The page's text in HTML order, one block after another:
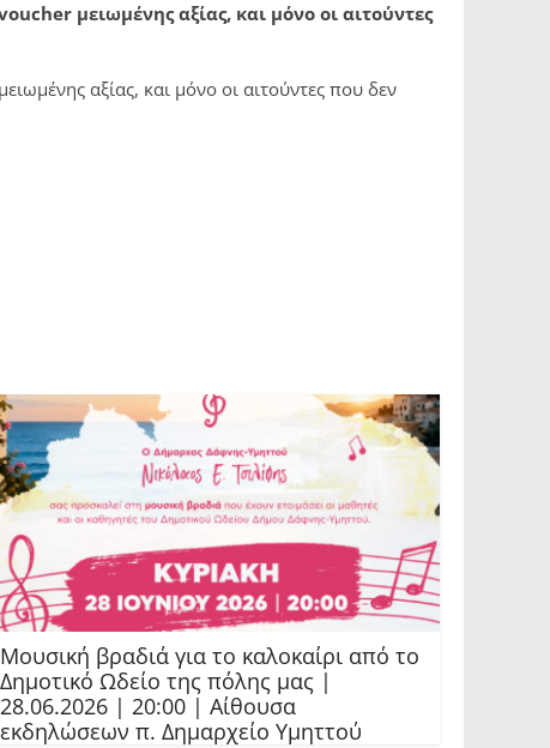
μειωμένης αξίας, και μόνο οι αιτούντες
αξίας, και μόνο οι αιτούντες που δεν
Μουσική βραδιά για το καλοκαίρι από το
Δημοτικό Ωδείο της πόλης μας |
28.06.2026 | 20:00 | Αίθουσα
εκδηλώσεων π. Δημαρχείο Υμηττού